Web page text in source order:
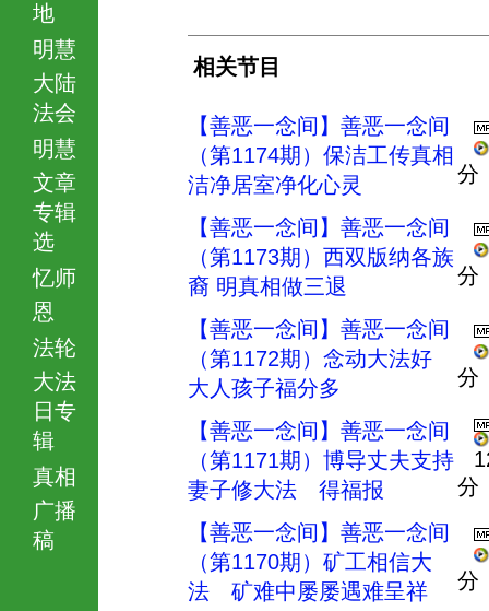
地
明慧
大陆
法会
明慧
文章
专辑
选
忆师
恩
法轮
大法
日专
辑
真相
广播
稿
相关节目
【善恶一念间】善恶一念间
（第1174期）保洁工传真相
洁净居室净化心灵
分
【善恶一念间】善恶一念间
（第1173期）西双版纳各族
裔 明真相做三退
分
【善恶一念间】善恶一念间
（第1172期）念动大法好
大人孩子福分多
分
【善恶一念间】善恶一念间
（第1171期）博导丈夫支持
妻子修大法 得福报
分
【善恶一念间】善恶一念间
（第1170期）矿工相信大
法 矿难中屡屡遇难呈祥
分